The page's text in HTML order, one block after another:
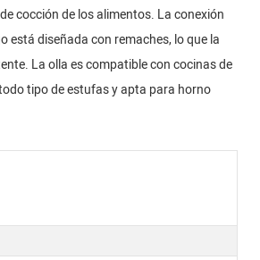
cocción de los alimentos. La conexión
está diseñada con remaches, lo que la
La olla es compatible con cocinas de
tipo de estufas y apta para horno